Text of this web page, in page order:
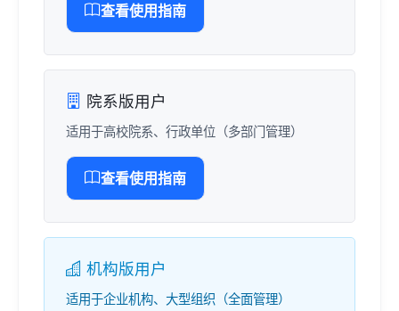
查看使用指南
院系版用户
适用于高校院系、行政单位（多部门管理）
查看使用指南
机构版用户
适用于企业机构、大型组织（全面管理）